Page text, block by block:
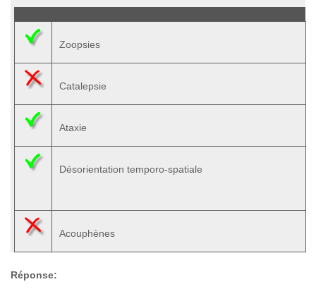
Zoopsies
Catalepsie
Ataxie
Désorientation temporo-spatiale
Acouphènes
Réponse: